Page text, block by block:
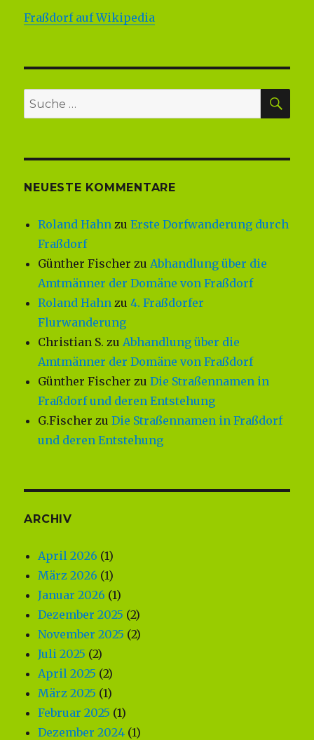
Fraßdorf auf Wikipedia
Suche
nach:
NEUESTE KOMMENTARE
Roland Hahn zuErste Dorfwanderung durch
Fraßdorf
Günther Fischer zu Abhandlung über die
Amtmänner der Domäne von Fraßdorf
Roland Hahn zu4. Fraßdorfer
Flurwanderung
Christian S. zu Abhandlung über die
Amtmänner der Domäne von Fraßdorf
Günther Fischer zuDie Straßennamen in
Fraßdorf und deren Entstehung
G.Fischer zuDie Straßennamen in Fraßdorf
und deren Entstehung
ARCHIV
April 2026 (1)
März 2026 (1)
Januar 2026 (1)
Dezember 2025 (2)
November 2025 (2)
Juli 2025 (2)
April 2025 (2)
März 2025 (1)
Februar 2025 (1)
Dezember 2024 (1)